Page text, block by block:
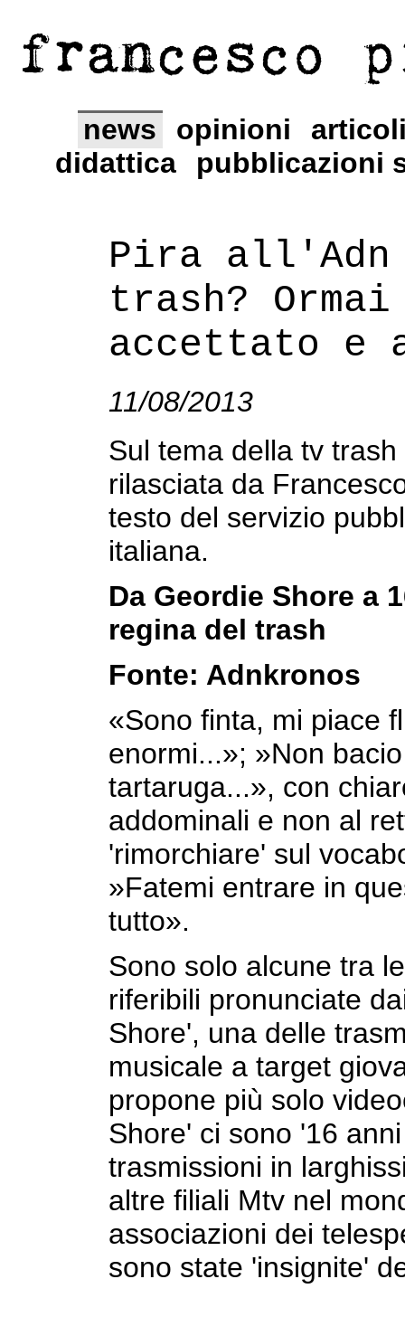
francesco
news opinioni
didattica
pubblicazioni
Pira all'Adn
trash?
accettato e
11/08/2013
Sul tema della tv trash
rilasciata da
testo del servizio
italiana.
Da Geordie Shore a
regina del trash
Fonte: Adnkronos
«Sono finta, mi piace
enormi...»; »Non
tartaruga...», con
addominali e non al
'rimorchiare' sul
»Fatemi entrare in
tutto».
Sono solo alcune tra
riferibili pronunciate
Shore', una delle
musicale a target
propone più solo
Shore' ci sono '16
trasmissioni in
altre filiali Mtv nel
associazioni dei
sono state 'insignite'